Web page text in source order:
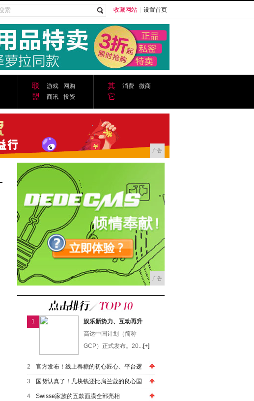
收藏网站 设置首页
联
盟
游戏
网购
商讯
投资
其
它
消费 微商
广告
广告
1
娱乐新势力、互动再升
高达中国计划（简称
GCP）正式发布。20...[+]
2 官方发布！线上春糖的初心匠心、平台逻
3 国货认真了！几块钱还比肩兰蔻的良心国
4 Swisse家族的五款面膜全部亮相